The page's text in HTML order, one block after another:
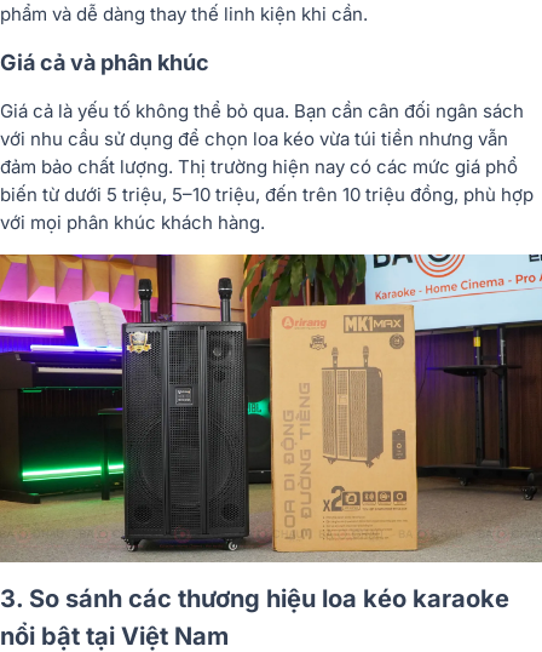
phẩm và dễ dàng thay thế linh kiện khi cần.
Giá cả và phân khúc
Giá cả là yếu tố không thể bỏ qua. Bạn cần cân đối ngân sách
với nhu cầu sử dụng để chọn loa kéo vừa túi tiền nhưng vẫn
đảm bảo chất lượng. Thị trường hiện nay có các mức giá phổ
biến từ dưới 5 triệu, 5–10 triệu, đến trên 10 triệu đồng, phù hợp
với mọi phân khúc khách hàng.
3. So sánh các thương hiệu loa kéo karaoke
nổi bật tại Việt Nam